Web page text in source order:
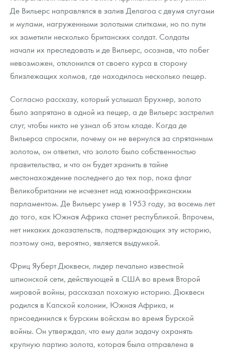
Де Вильерс направлялся в залив Делагоа с двумя слугами
и мулами, нагруженными золотыми слитками, но по пути
их заметили несколько британских солдат. Солдаты
начали их преследовать и де Вильерс, осознав, что побег
невозможен, отклонился от своего курса в сторону
близлежащих холмов, где находилось несколько пещер.
Согласно рассказу, который услышал Брухнер, золото
было запрятано в одной из пещер, а де Вильерс застрелил
слуг, чтобы никто не узнал об этом кладе. Когда де
Вильерса спросили, почему он не вернулся за спрятанным
золотом, он ответил, что золото было собственностью
правительства, и что он будет хранить в тайне
местонахождение последнего до тех пор, пока флаг
Великобритании не исчезнет над южноафриканским
парламентом. Де Вильерс умер в 1953 году, за восемь лет
до того, как Южная Африка станет республикой. Впрочем,
нет никаких доказательств, подтверждающих эту историю,
поэтому она, вероятно, является выдумкой.
Фриц Яуберт Дюквесн, лидер печально известной
шпионской сети, действующей в США во время Второй
мировой войны, рассказал похожую историю. Дюквесн
родился в Капской колонии, Южная Африка, и
присоединился к бурским войскам во время Бурской
войны. Он утверждал, что ему дали задачу охранять
крупную партию золота, которая была отправлена в